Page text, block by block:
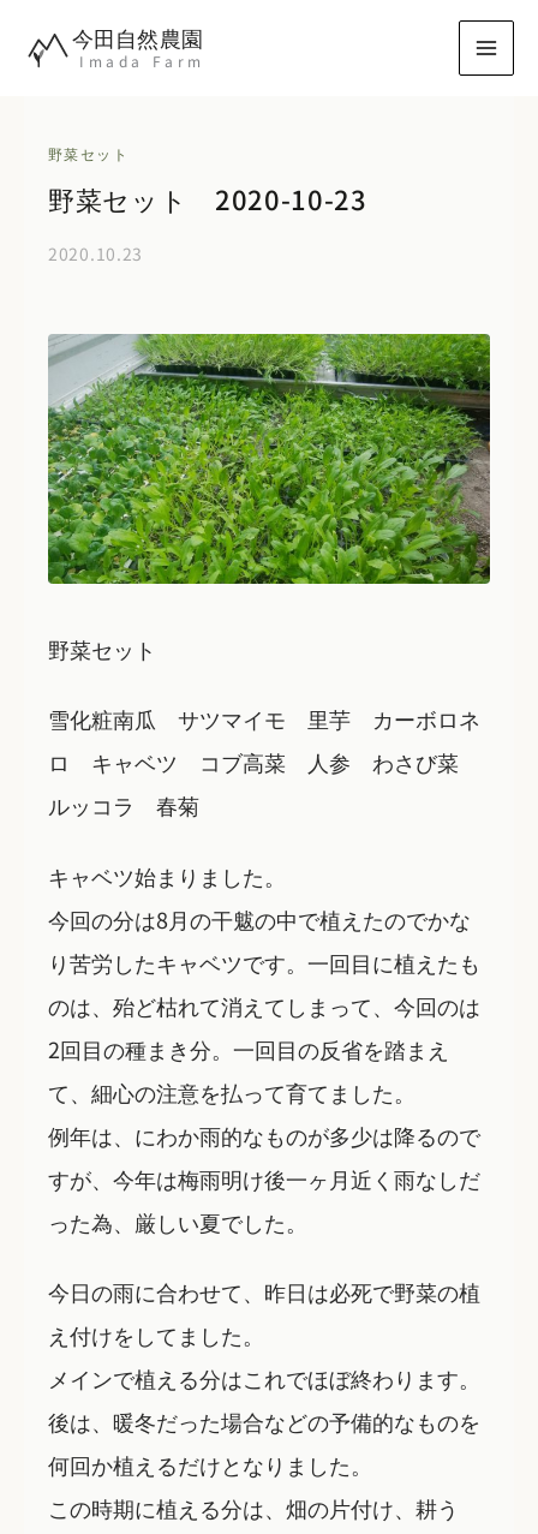
今田自然農園
Imada Farm
野菜セット
野菜セット 2020-10-23
2020.10.23
野菜セット
雪化粧南瓜 サツマイモ 里芋 カーボロネ
ロ キャベツ コブ高菜 人参 わさび菜
ルッコラ 春菊
キャベツ始まりました。
今回の分は8月の干魃の中で植えたのでかな
り苦労したキャベツです。一回目に植えたも
のは、殆ど枯れて消えてしまって、今回のは
2回目の種まき分。一回目の反省を踏まえ
て、細心の注意を払って育てました。
例年は、にわか雨的なものが多少は降るので
すが、今年は梅雨明け後一ヶ月近く雨なしだ
った為、厳しい夏でした。
今日の雨に合わせて、昨日は必死で野菜の植
え付けをしてました。
メインで植える分はこれでほぼ終わります。
後は、暖冬だった場合などの予備的なものを
何回か植えるだけとなりました。
この時期に植える分は、畑の片付け、耕う